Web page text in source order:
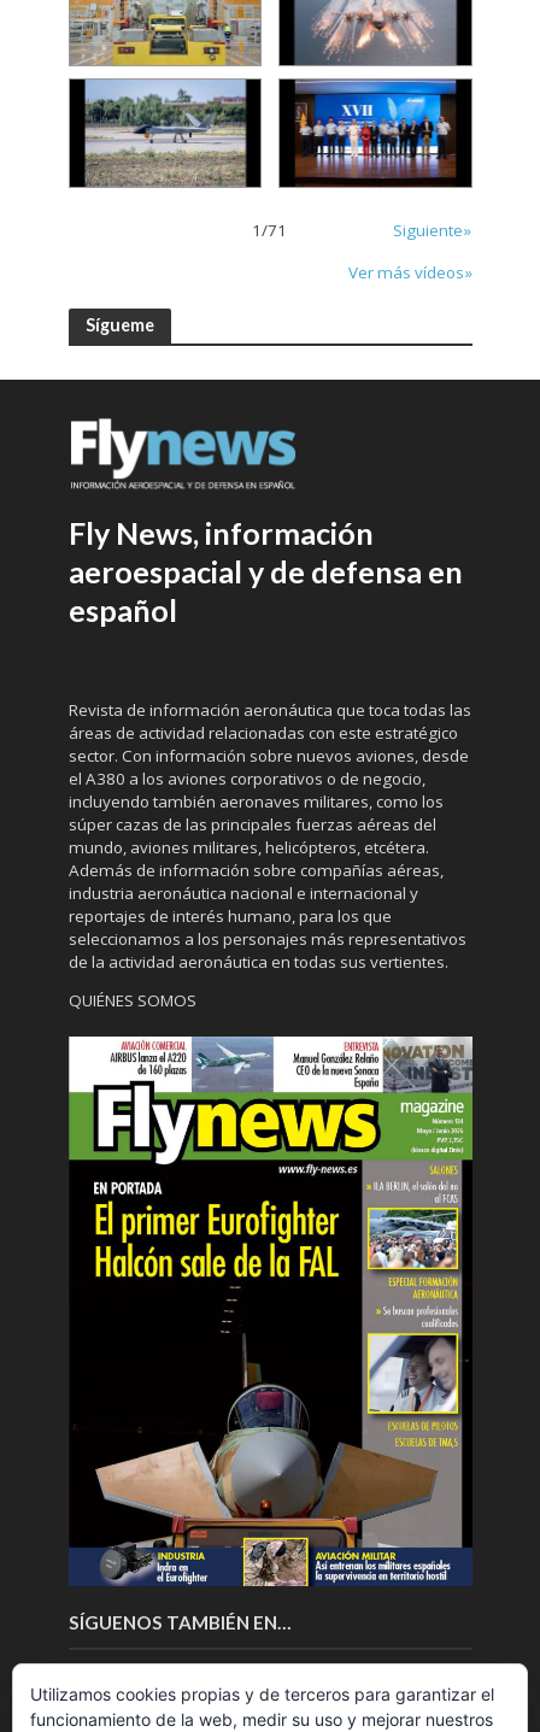
1/71
Siguiente»
Ver más vídeos»
Sígueme
Fly News, información
aeroespacial y de defensa en
español
Revista de información aeronáutica que toca todas las
áreas de actividad relacionadas con este estratégico
sector. Con información sobre nuevos aviones, desde
el A380 a los aviones corporativos o de negocio,
incluyendo también aeronaves militares, como los
súper cazas de las principales fuerzas aéreas del
mundo, aviones militares, helicópteros, etcétera.
Además de información sobre compañías aéreas,
industria aeronáutica nacional e internacional y
reportajes de interés humano, para los que
seleccionamos a los personajes más representativos
de la actividad aeronáutica en todas sus vertientes.
QUIÉNES SOMOS
SÍGUENOS TAMBIÉN EN…
Utilizamos cookies propias y de terceros para garantizar el
funcionamiento de la web, medir su uso y mejorar nuestros